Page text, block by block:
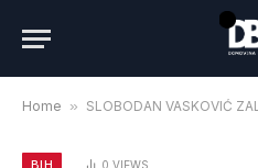
Home » SLOBODAN VASKOVIĆ ZALEDIO MILORADA
BIH 0 VIEWS